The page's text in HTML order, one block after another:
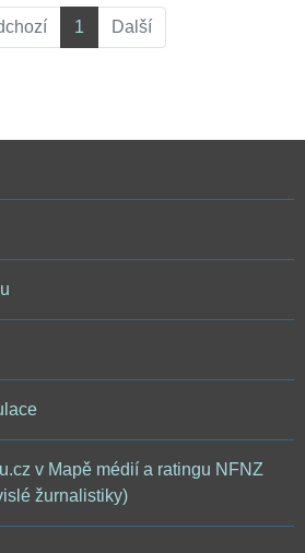
1 Další
v Mapě médií a ratingu NFNZ
žurnalistiky)